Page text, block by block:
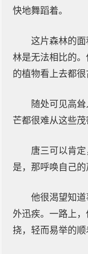
快地舞蹈着。
这片森林的
林是无法相比的
的植物看上去都
随处可见高
芒都很难从这些茂
唐三可以肯
是，那呼唤自己的
他很渴望知
外迅疾。一路上
挠，轻而易举的顺